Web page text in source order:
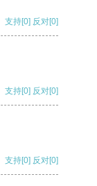
支持[0] 反对[0]
支持[0] 反对[0]
支持[0] 反对[0]